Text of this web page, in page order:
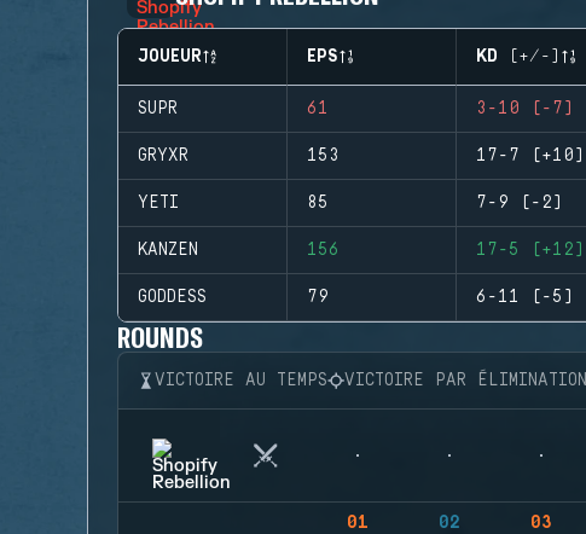
JOUEUR EPS KD (+/-)
SUPR 61 3-10 (-7)
GRYXR 153 17-7 (+10)
YETI 85 7-9 (-2)
KANZEN 156 17-5 (+12)
GODDESS 79 6-11 (-5)
ROUNDS
VICTOIRE AU TEMPS VICTOIRE PAR ÉLIMINATION
01 02 03